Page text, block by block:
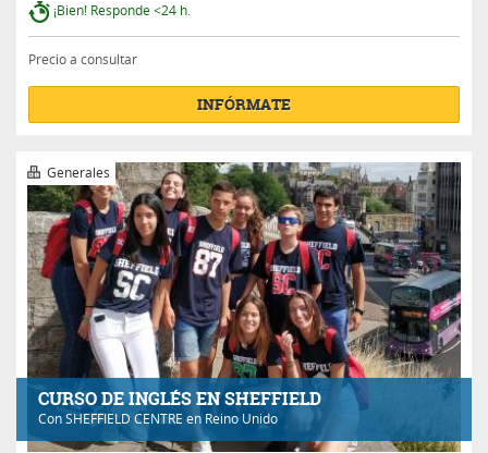
¡Bien! Responde <24 h.
Precio a consultar
INFÓRMATE
CURSO DE INGLÉS EN SHEFFIELD
ConSHEFFIELD CENTRE en Reino Unido
Generales